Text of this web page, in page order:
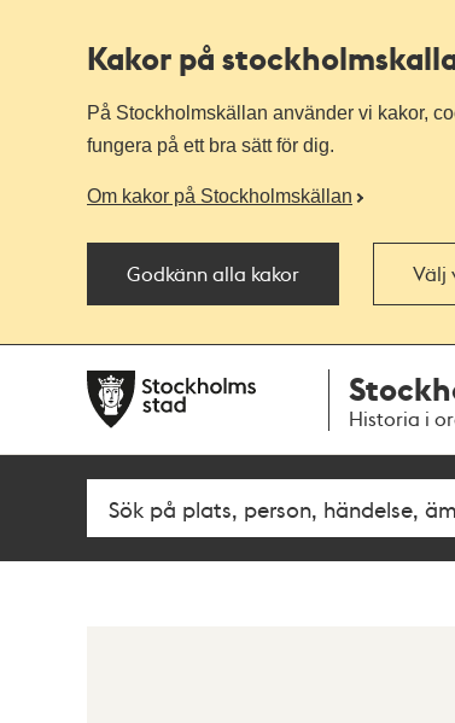
Kakor på
På Stockholmskällan använder vi kakor,
fungera på ett bra sätt för dig.
Om kakor på Stockholmskällan
Godkänn alla kakor Välj
navigationen
huvudinnehållet
Historia i
Fritextsök